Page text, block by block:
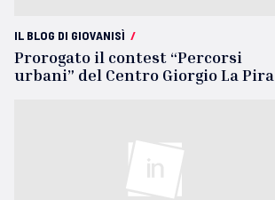
IL BLOG DI GIOVANISÌ /
Prorogato il contest “Percorsi
urbani” del Centro Giorgio La Pira